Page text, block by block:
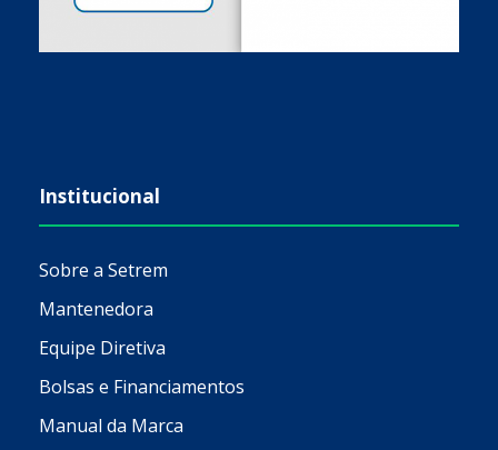
Institucional
Sobre a Setrem
Mantenedora
Equipe Diretiva
Bolsas e Financiamentos
Manual da Marca